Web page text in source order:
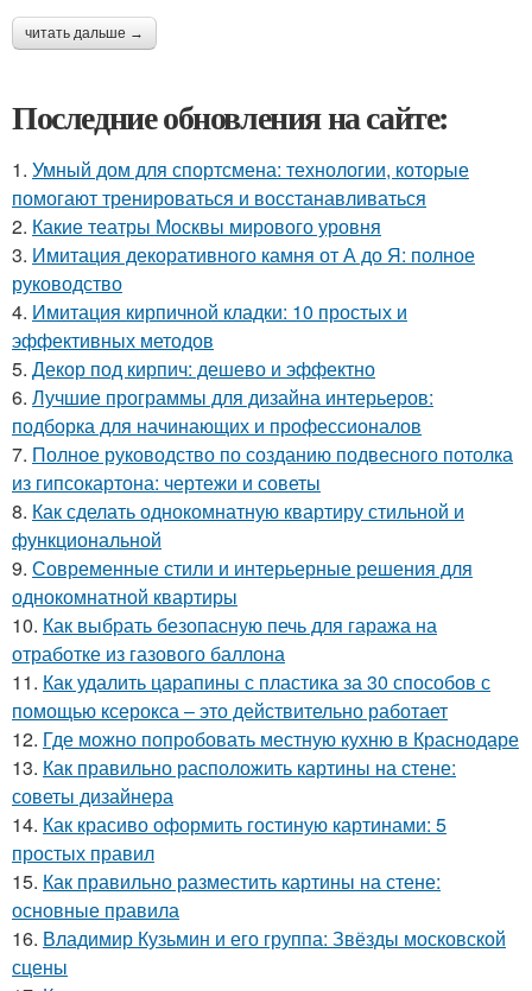
читать дальше →
Последние обновления на сайте:
1. Умный дом для спортсмена: технологии, которые
помогают тренироваться и восстанавливаться
2. Какие театры Москвы мирового уровня
3. Имитация декоративного камня от А до Я: полное
руководство
4. Имитация кирпичной кладки: 10 простых и
эффективных методов
5. Декор под кирпич: дешево и эффектно
6. Лучшие программы для дизайна интерьеров:
подборка для начинающих и профессионалов
7. Полное руководство по созданию подвесного потолка
из гипсокартона: чертежи и советы
8. Как сделать однокомнатную квартиру стильной и
функциональной
9. Современные стили и интерьерные решения для
однокомнатной квартиры
10. Как выбрать безопасную печь для гаража на
отработке из газового баллона
11. Как удалить царапины с пластика за 30 способов с
помощью ксерокса – это действительно работает
12. Где можно попробовать местную кухню в Краснодаре
13. Как правильно расположить картины на стене:
советы дизайнера
14. Как красиво оформить гостиную картинами: 5
простых правил
15. Как правильно разместить картины на стене:
основные правила
16. Владимир Кузьмин и его группа: Звёзды московской
сцены